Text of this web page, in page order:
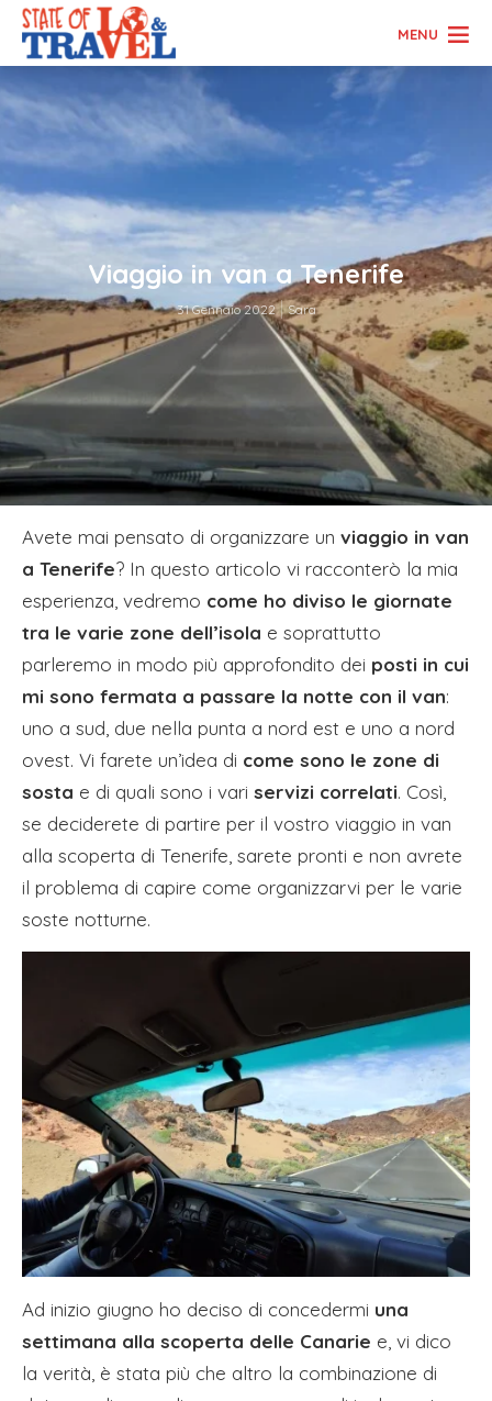
MENU
Viaggio in van a Tenerife
31 Gennaio 2022 Sara
Avete mai pensato di organizzare un viaggio in van
a Tenerife? In questo articolo vi racconterò la mia
esperienza, vedremo come ho diviso le giornate
tra le varie zone dell’isola e soprattutto
parleremo in modo più approfondito dei posti in cui
mi sono fermata a passare la notte con il van:
uno a sud, due nella punta a nord est e uno a nord
ovest. Vi farete un’idea di come sono le zone di
sosta e di quali sono i vari servizi correlati. Così,
se deciderete di partire per il vostro viaggio in van
alla scoperta di Tenerife, sarete pronti e non avrete
il problema di capire come organizzarvi per le varie
soste notturne.
Ad inizio giugno ho deciso di concedermi una
settimana alla scoperta delle Canarie e, vi dico
la verità, è stata più che altro la combinazione di